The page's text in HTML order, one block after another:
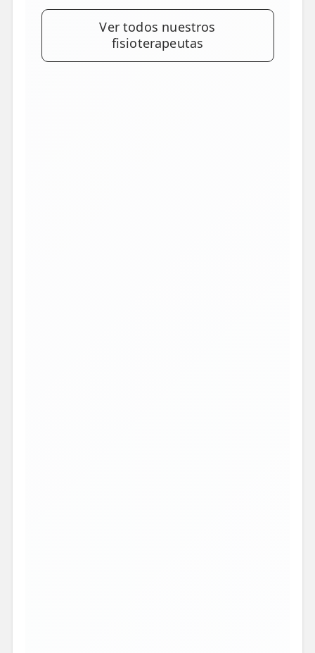
Ver todos nuestros
fisioterapeutas